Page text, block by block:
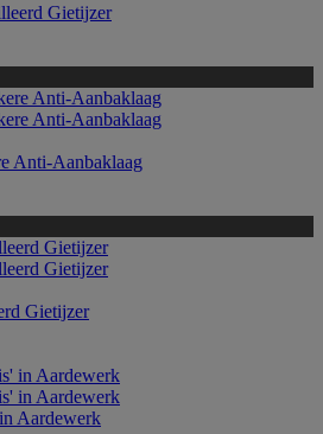
Gietijzer
Anti-Aanbaklaag
Gietijzer
Aardewerk